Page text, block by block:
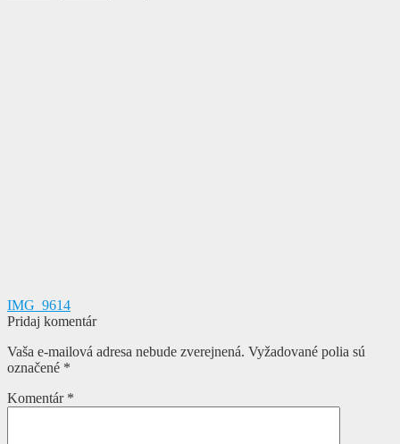
Navigácia
v
článku
Predchádzajúci
článok:
IMG_9614
Pridaj komentár
Vaša e-mailová adresa nebude zverejnená. Vyžadované polia sú
označené *
Komentár *